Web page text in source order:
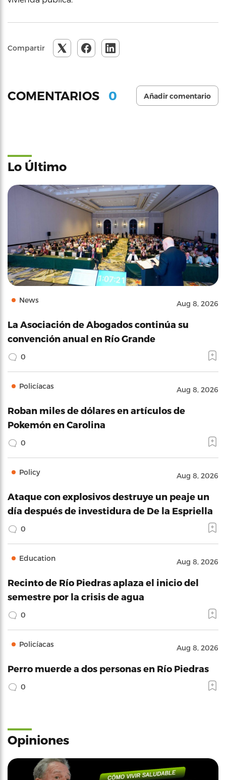
Compartir
COMENTARIOS 0 Añadir comentario
Lo Último
News Aug 8, 2026
La Asociación de Abogados continúa su
convención anual en Río Grande
0
Policíacas Aug 8, 2026
Roban miles de dólares en artículos de
Pokemón en Carolina
0
Policy Aug 8, 2026
Ataque con explosivos destruye un peaje un
día después de investidura de De la Espriella
0
Education Aug 8, 2026
Recinto de Río Piedras aplaza el inicio del
semestre por la crisis de agua
0
Policíacas Aug 8, 2026
Perro muerde a dos personas en Río Piedras
0
Opiniones